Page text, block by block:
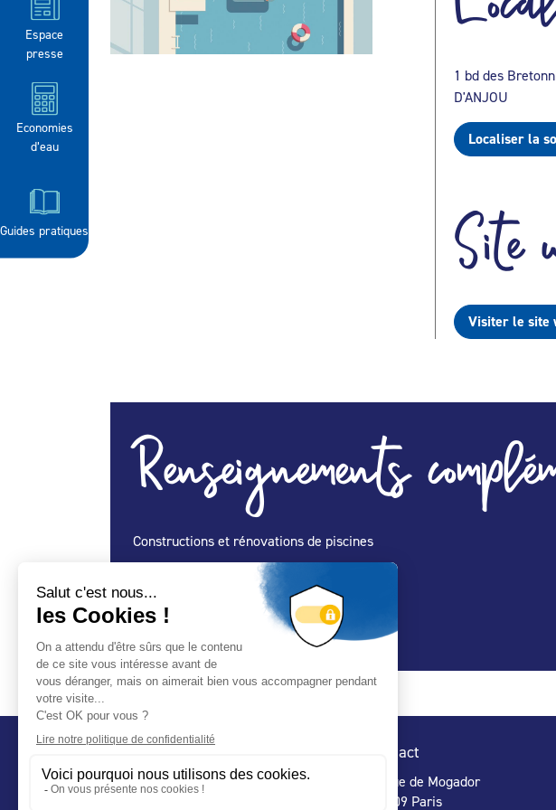
Espace
presse
Economies
d’eau
Guides pratiques
1 bd des
D'ANJOU
Localiser la
Site
Visiter le site
Renseignements
Constructions et rénovations de piscines
Spécialité Construction :
Spécialité Entretien Maintenance :
Spécialité Spa : Oui
Contact
32 rue de Mogador
75 009 Paris